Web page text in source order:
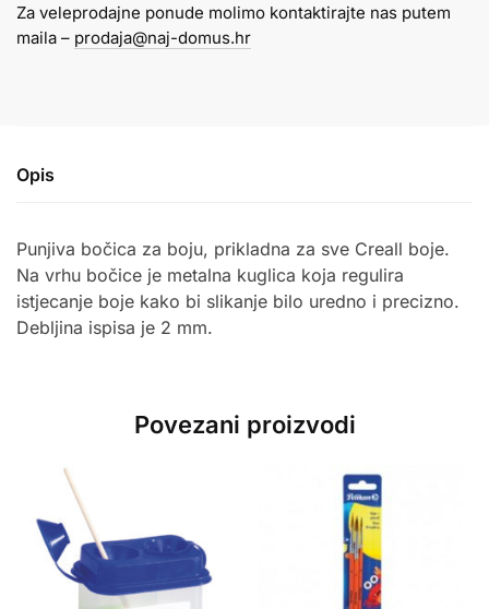
ml
-
Za veleprodajne ponude molimo kontaktirajte nas putem
maila – prodaja@naj-domus.hr
Opis
Punjiva bočica za boju, prikladna za sve Creall boje.
Na vrhu bočice je metalna kuglica koja regulira
istjecanje boje kako bi slikanje bilo uredno i precizno.
Debljina ispisa je 2 mm.
Povezani proizvodi